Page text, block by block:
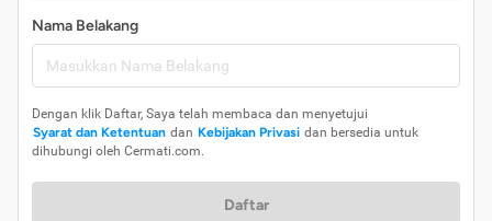
Nama Belakang
Dengan klik Daftar, Saya telah membaca dan menyetujui
Syarat dan Ketentuan dan Kebijakan Privasi dan bersedia untuk
dihubungi oleh Cermati.com.
Daftar